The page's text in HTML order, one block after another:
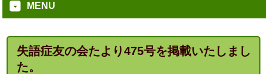
MENU
失語症友の会たより475号を掲載いたしまし
た。